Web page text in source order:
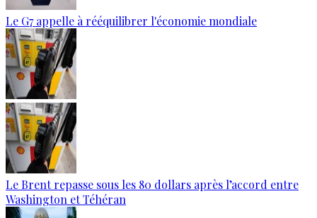
Le G7 appelle à rééquilibrer l'économie mondiale
Le Brent repasse sous les 80 dollars après l’accord entre
Washington et Téhéran